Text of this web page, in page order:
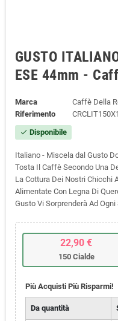
GUSTO
ESE 44mm -
Marca
Caffè Della
Riferimento
CRCLIT150X1
check Disponibile
Italiano - Miscela dal Gusto
Tosta Il Caffè Secondo Una
La Cottura Dei Nostri Chicchi
Alimentate Con Legna Di
Gusto Vi Sorprenderà Ad Ogni
22,90 €
150 Cialde
Più Acquisti Più Risparmi!
Da quantità